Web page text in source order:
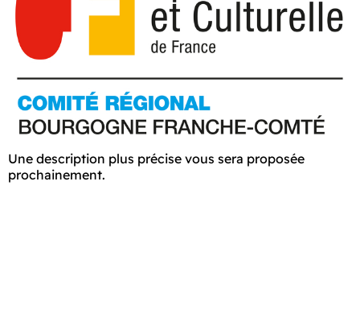
Une description plus précise vous sera proposée
prochainement.